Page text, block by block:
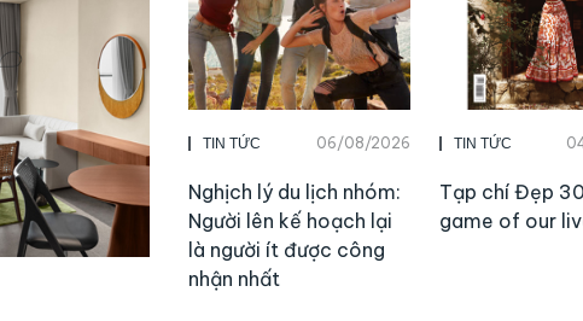
TIN TỨC 06/08/2026
Nghịch lý du lịch nhóm:
Người lên kế hoạch lại
là người ít được công
nhận nhất
TIN TỨC
Tạp chí Đẹp
game of our